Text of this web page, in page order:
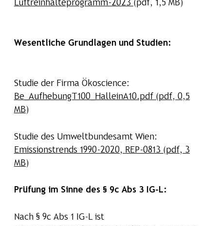
Luftreinhalteprogramm-2023 (pdf, 1,5 MB)
Wesentliche Grundlagen und Studien:
Studie der Firma Ökoscience:
Be_AufhebungT100_HalleinA10.pdf (pdf, 0,5
MB)
Studie des Umweltbundesamt Wien:
Emissionstrends 1990-2020, REP-0813 (pdf, 3
MB)
Prüfung im Sinne des § 9c Abs 3 IG-L:
Nach § 9c Abs 1 IG-L ist